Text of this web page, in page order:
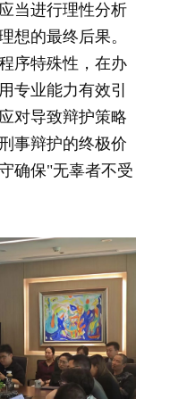
当进行理性分析
想的最终后果。
序特殊性，在办
专业能力有效引
对导致辩护策略
事辩护的终极价
确保"无辜者不受